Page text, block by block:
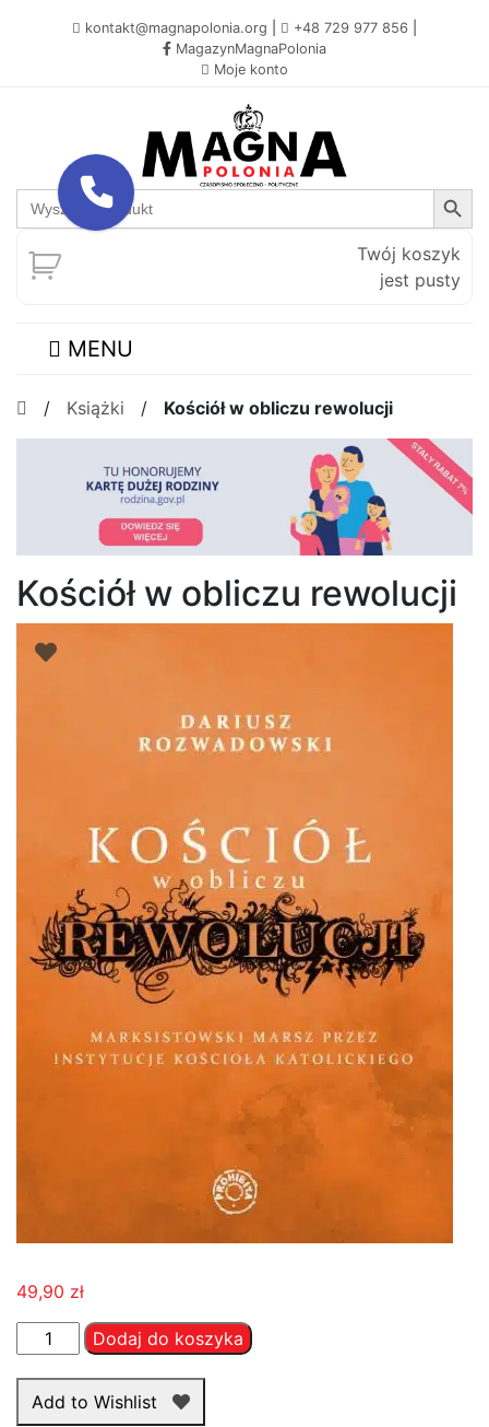
kontakt@magnapolonia.org +48 729 977 856
MagazynMagnaPolonia
Moje konto
Search
for:
Search Button
Twój koszyk
jest pusty
MENU
/ Książki / Kościół w obliczu rewolucji
Kościół w obliczu rewolucji
49,90 zł
ilość
Kościół
w
obliczu
Dodaj do koszyka
Add to Wishlist